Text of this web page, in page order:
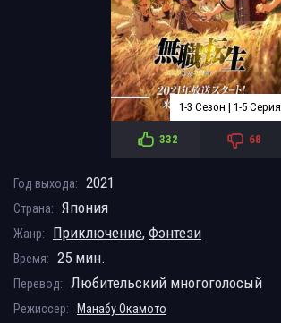
1-3 Сезон | 1-5 Серия
332 68
Год выхода: 2021
Страна: Япония
Жанр: Приключение, Фэнтези
Время: 25 мин.
Перевод: Любительский многоголосый
Режиссер:
Манабу Окамото